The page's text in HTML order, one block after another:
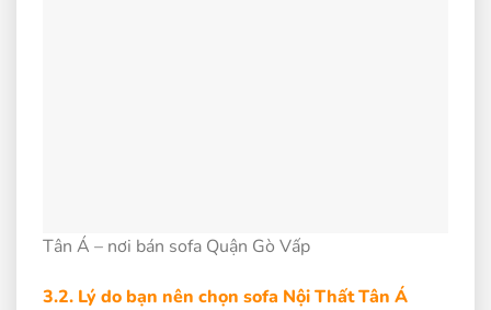
Tân Á – nơi bán sofa Quận Gò Vấp
3.2. Lý do bạn nên chọn sofa Nội Thất Tân Á